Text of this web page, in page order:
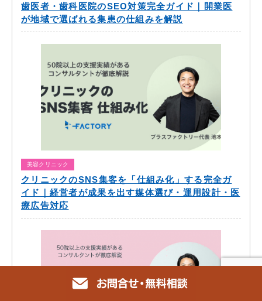
歯医者・歯科医院のSEO対策完全ガイド｜開業医
が地域で選ばれる集患の仕組みを解説
美容クリニック
クリニックのSNS集客を「仕組み化」する完全ガ
イド｜経営者が成果を出す媒体選び・運用設計・医
療広告対応